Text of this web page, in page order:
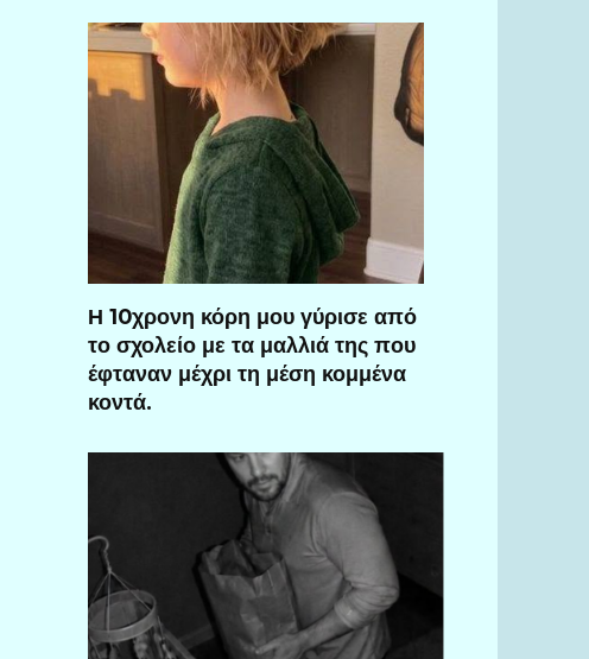
Η 10χρονη κόρη μου γύρισε από
το σχολείο με τα μαλλιά της που
έφταναν μέχρι τη μέση κομμένα
κοντά.